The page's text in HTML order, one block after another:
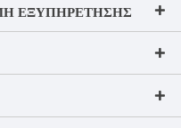
ΕΞΥΠΗΡΈΤΗΣΗΣ